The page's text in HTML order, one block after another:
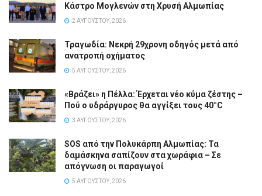
Κάστρο Μογλενών στη Χρυσή Αλμωπίας
2 ΑΥΓΟΎΣΤΟΥ, 2026
Τραγωδία: Νεκρή 29χρονη οδηγός μετά από
ανατροπή οχήματος
5 ΑΥΓΟΎΣΤΟΥ, 2026
«Βράζει» η Πέλλα: Έρχεται νέο κύμα ζέστης –
Πού ο υδράργυρος θα αγγίξει τους 40°C
3 ΑΥΓΟΎΣΤΟΥ, 2026
SOS από την Πολυκάρπη Αλμωπίας: Τα
δαμάσκηνα σαπίζουν στα χωράφια – Σε
απόγνωση οι παραγωγοί
5 ΑΥΓΟΎΣΤΟΥ, 2026